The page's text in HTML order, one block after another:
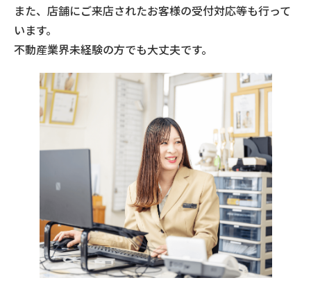
また、店舗にご来店されたお客様の受付対応等も行って
います。
不動産業界未経験の方でも大丈夫です。